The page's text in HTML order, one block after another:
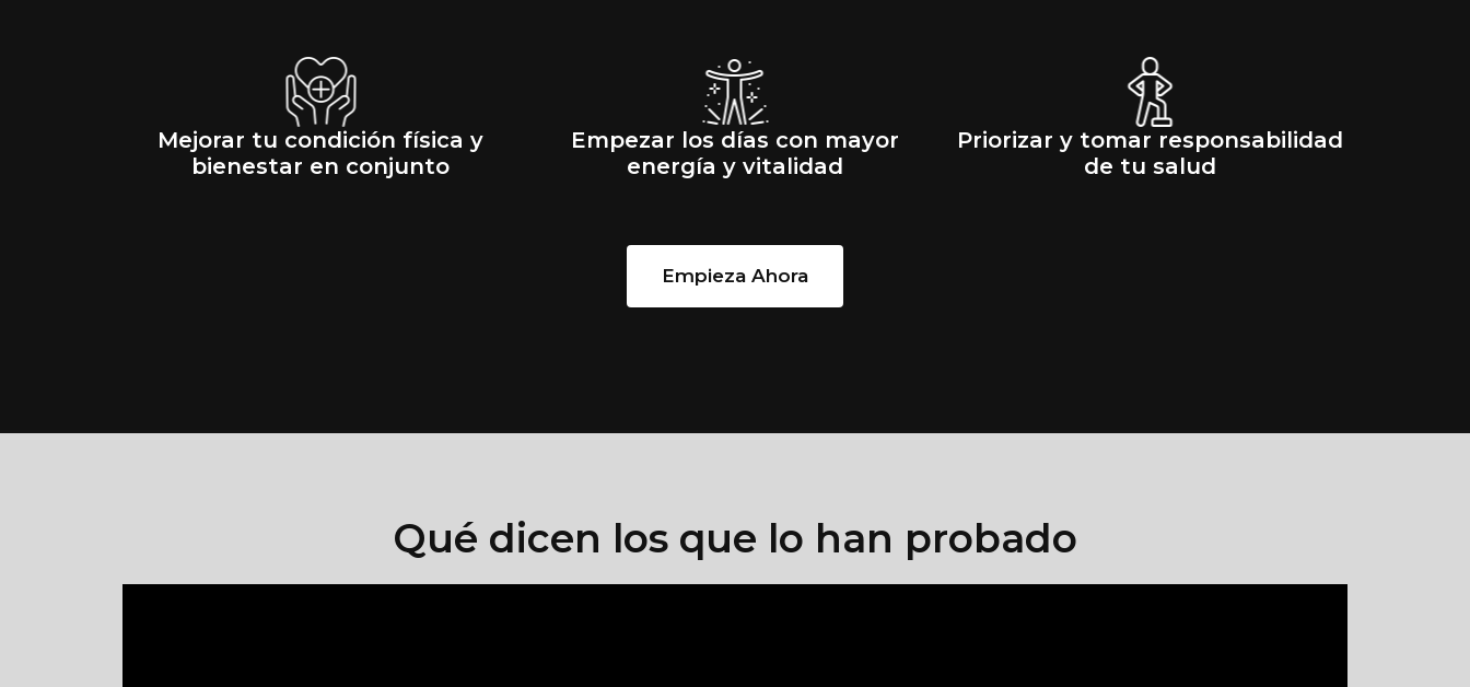
Mejorar tu condición física y
bienestar en conjunto
Empezar los días con mayor
energía y vitalidad
Priorizar y tomar responsabilidad
de tu salud
Empieza Ahora
Qué dicen los que lo han probado